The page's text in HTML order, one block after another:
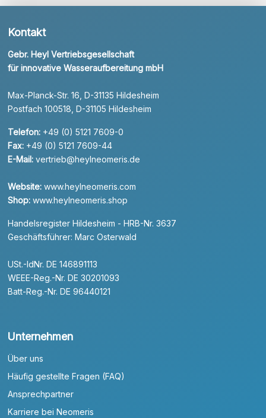
Kontakt
Gebr. Heyl Vertriebsgesellschaft
für innovative Wasseraufbereitung mbH
Max-Planck-Str. 16, D-31135 Hildesheim
Postfach 100518, D-31105 Hildesheim
Telefon: +49 (0) 5121 7609-0
Fax: +49 (0) 5121 7609-44
E-Mail: vertrieb@heylneomeris.de
Website: www.heylneomeris.com
Shop: www.heylneomeris.shop
Handelsregister Hildesheim - HRB-Nr. 3637
Geschäftsführer: Marc Osterwald
USt.-IdNr. DE 146891113
WEEE-Reg.-Nr. DE 30201093
Batt-Reg.-Nr. DE 96440121
Unternehmen
Über uns
Häufig gestellte Fragen (FAQ)
Ansprechpartner
Karriere bei Neomeris